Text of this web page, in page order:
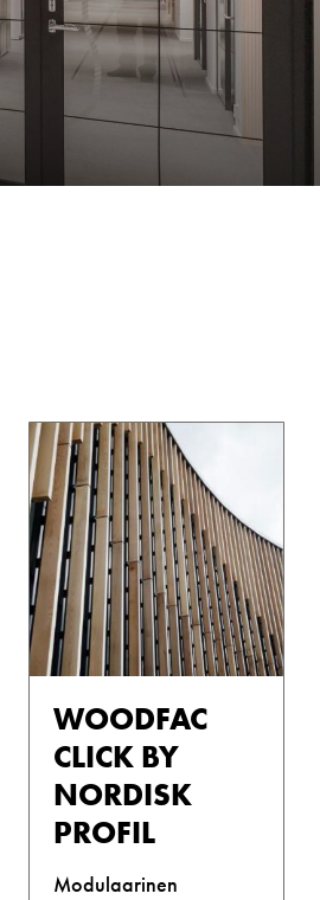
WOODFAC
CLICK BY
NORDISK
PROFIL
Modulaarinen